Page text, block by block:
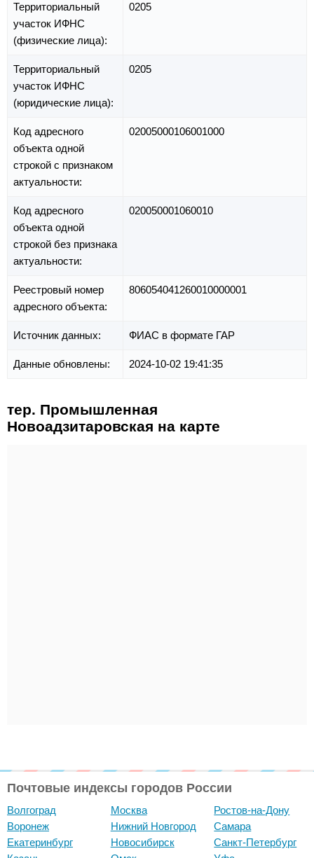
Территориальный
участок ИФНС
(физические лица):
0205
Территориальный
участок ИФНС
(юридические лица):
0205
Код адресного
объекта одной
строкой с признаком
актуальности:
02005000106001000
Код адресного
объекта одной
строкой без признака
актуальности:
020050001060010
Реестровый номер
адресного объекта:
806054041260010000001
Источник данных: ФИАС в формате ГАР
Данные обновлены: 2024-10-02 19:41:35
тер. Промышленная
Новоадзитаровская на карте
Почтовые индексы городов России
Волгоград
Воронеж
Екатеринбург
Москва
Нижний Новгород
Новосибирск
Ростов-на-Дону
Самара
Санкт-Петербург